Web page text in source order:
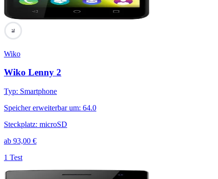
78
Wiko
Wiko Lenny 2
Typ: Smartphone
Speicher erweiterbar um: 64.0
Steckplatz: microSD
ab 93,00 €
1 Test